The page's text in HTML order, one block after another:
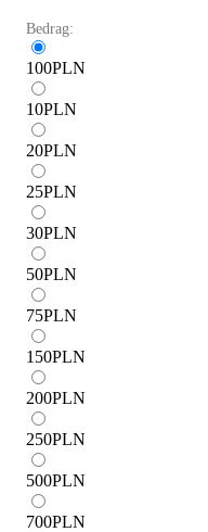
Bedrag:
100PLN
10PLN
20PLN
25PLN
30PLN
50PLN
75PLN
150PLN
200PLN
250PLN
500PLN
700PLN